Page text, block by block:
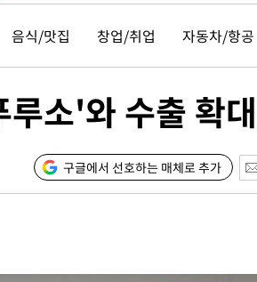
음식/맛집 창업/취업 자동차/항공
소'와 수출 확
구글에서 선호하는 매체로 추가